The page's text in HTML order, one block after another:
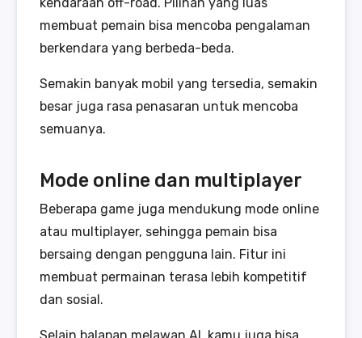
membuat pemain bisa mencoba pengalaman
berkendara yang berbeda-beda.
Semakin banyak mobil yang tersedia, semakin
besar juga rasa penasaran untuk mencoba
semuanya.
Mode online dan multiplayer
Beberapa game juga mendukung mode online
atau multiplayer, sehingga pemain bisa
bersaing dengan pengguna lain. Fitur ini
membuat permainan terasa lebih kompetitif
dan sosial.